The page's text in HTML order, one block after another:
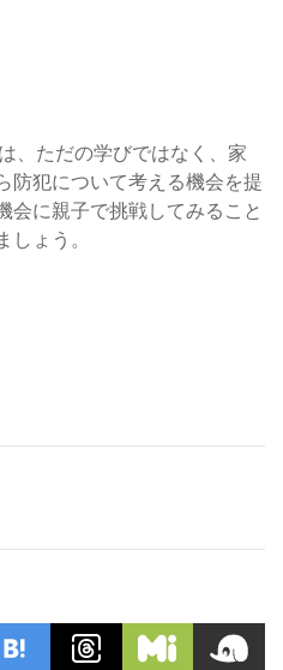
、ただの学びではなく、家
防犯について考える機会を提
会に親子で挑戦してみること
ょう。